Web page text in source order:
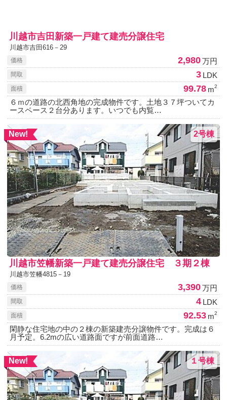
川越市吉田新築一戸建て建売分譲住宅
川越市吉田616－29
価格 2,980 万円
間取 3 LDK
面積 99.78 m2
６ｍの道路の北西角地の完成物件です。土地３７坪ついてカ
ースペース２台分あります。いつでも内覧…
2号棟
川越市笠幡新築一戸建て建売分譲住宅 ３期２棟
川越市笠幡4815－19
価格 3,390 万円
間取 4 LDK
面積 92.53 m2
閑静な住宅地の中の２棟の新築建売分譲物件です。完成は６
月予定。6.2mの広い道路面ですが前面道路…
New!
１号棟
New!